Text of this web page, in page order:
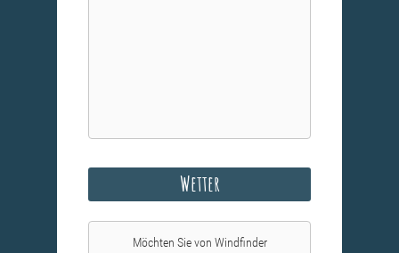
Wetter
Möchten Sie von Windfinder